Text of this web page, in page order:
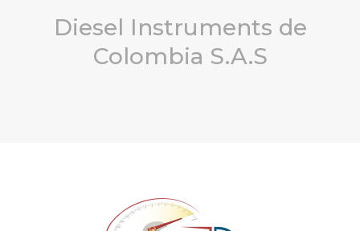
Diesel Instruments de
Colombia S.A.S